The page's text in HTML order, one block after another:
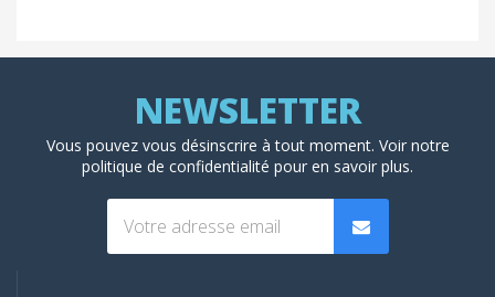
Vous pouvez vous désinscrire à tout moment. Voir notre
politique de confidentialité pour en savoir plus.